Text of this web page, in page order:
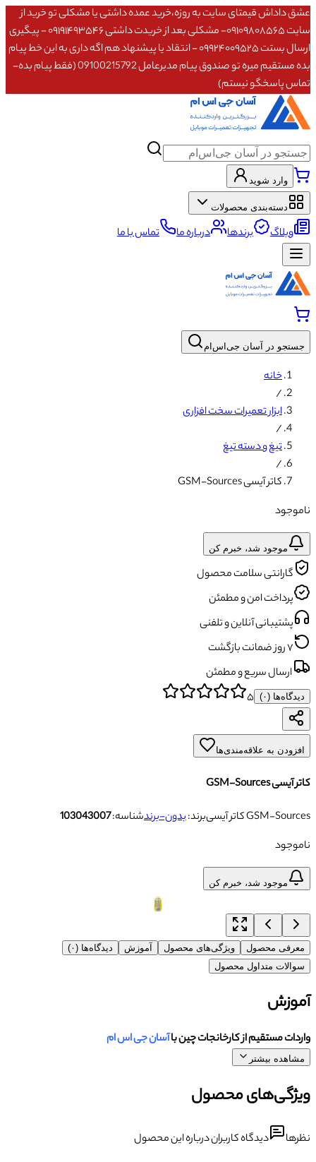
عشق داداش قیمتای سایت به روزه،خرید عمده داشتی یا مشکلی تو خرید از
سایت ۰۹۱۰۹۸۰۸۵۶۵- مشکلی بعد از خریدت داشتی ۰۹۱۹۱۴۹۳۵۴۶ - پیگیری
ارسال بستت ۰۹۹۲۴۰۰۹۵۲۵ - انتقاد یا پیشنهاد هم اگه داری به این خط پیام
بده مستقیم میره تو صندوق پیام مدیرعامل 09100215792 (فقط پیام بده-
تماس پاسخگو نیستم)
وارد شوید
دسته‌بندی محصولات
وبلاگ برندها درباره ما تماس با ما
جستجو در آسان جی‌اس‌ام
خانه
/
ابزار تعمیرات سخت افزاری
/
تیغ و دسته تیغ
/
کاتر آیسی GSM-Sources
ناموجود
موجود شد، خبرم کن
گارانتی سلامت محصول
پرداخت امن و مطمئن
پشتیبانی آنلاین و تلفنی
۷ روز ضمانت بازگشت
ارسال سریع و مطمئن
دیدگاه‌ها (۰) ۵
افزودن به علاقه‌مندی‌ها
کاتر آیسی GSM-Sources
کاتر آیسی GSM-Sources
برند:بدون-برندشناسه:103043007
ناموجود
موجود شد، خبرم کن
معرفی محصول ویژگی‌های محصول آموزش
دیدگاه‌ها (۰)
سوالات متداول محصول
آموزش
واردات مستقیم از کارخانجات چین باآسان جی اس ام
مشاهده بیشتر
ویژگی‌های محصول
نظرها دیدگاه کاربران درباره این محصول